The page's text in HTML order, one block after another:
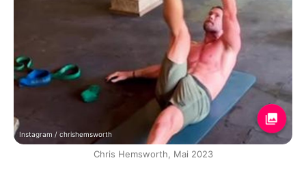
Instagram / chrishemsworth
Chris Hemsworth, Mai 2023